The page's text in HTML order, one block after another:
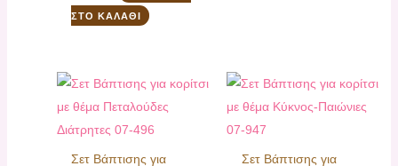
ΣΤΟ ΚΑΛΆΘΙ
Σετ Βάπτισης για
Σετ Βάπτισης για